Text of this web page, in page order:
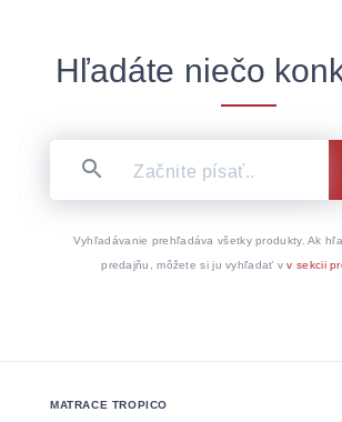
Hľadáte niečo
Vyhľadávanie prehľadáva všetky produkty. Ak
predajňu, môžete si ju vyhľadať vv sekcii
MATRACE TROPICO